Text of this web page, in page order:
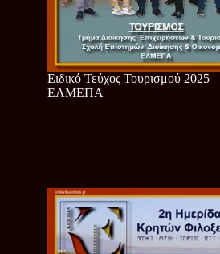
Ειδικό Τεύχος Τουρισμού 2025 |
ΕΛΜΕΠΑ